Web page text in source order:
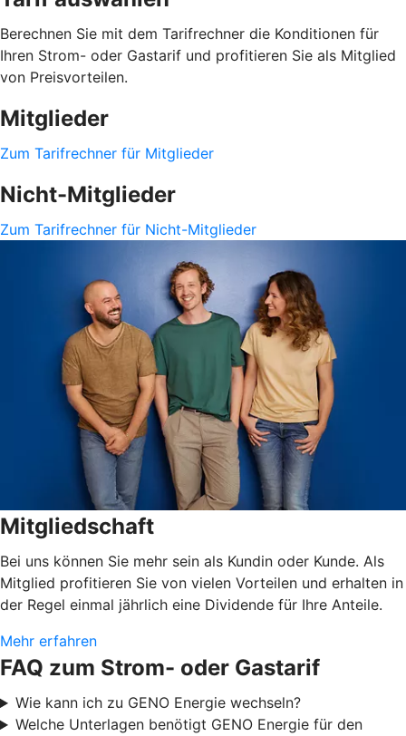
Berechnen Sie mit dem Tarifrechner die Konditionen für
Ihren Strom- oder Gastarif und profitieren Sie als Mitglied
von Preisvorteilen.
Mitglieder
Zum Tarifrechner für Mitglieder
Nicht-Mitglieder
Zum Tarifrechner für Nicht-Mitglieder
Mitgliedschaft
Bei uns können Sie mehr sein als Kundin oder Kunde. Als
Mitglied profitieren Sie von vielen Vorteilen und erhalten in
der Regel einmal jährlich eine Dividende für Ihre Anteile.
Mehr erfahren
FAQ zum Strom- oder Gastarif
Wie kann ich zu GENO Energie wechseln?
Welche Unterlagen benötigt GENO Energie für den